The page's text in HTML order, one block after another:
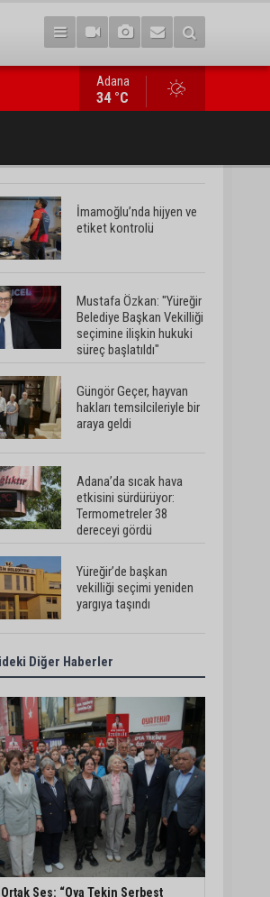
hakları temsilcileriyle bir araya geldi
Adana
34 °C
İmamoğlu’nda hijyen ve
etiket kontrolü
Mustafa Özkan: "Yüreğir
Belediye Başkan Vekilliği
seçimine ilişkin hukuki
süreç başlatıldı"
Güngör Geçer, hayvan
hakları temsilcileriyle bir
araya geldi
Adana’da sıcak hava
etkisini sürdürüyor:
Termometreler 38
dereceyi gördü
Yüreğir’de başkan
vekilliği seçimi yeniden
yargıya taşındı
Adanalı sanatçıdan
üzücü haber:
Konserlerine ara verdi
Büyükşehirden üreticiye
168 adet süt sağım
makinesi
Ayhan Barut: "Sıcaklar
yaşam hakkını tehdit
ediyor"
Diğer Haberler
Ortak Ses: “Oya Tekin Serbest